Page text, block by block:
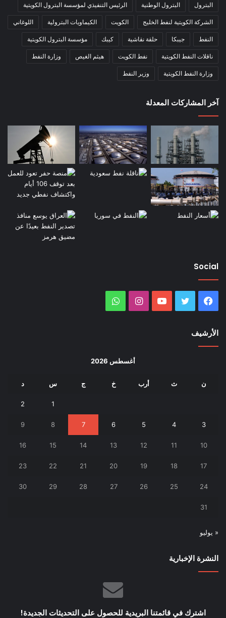
البترول البترول الوطنية الرئيس التنفيذي لمؤسسة البترول الكويتية
الشركة الكويتية لنفط الخليج الكويت الكيماويات البترولية اللوغاني
النفط جيبكا حلقة نقاشية كيبك مؤسسة البترول الكويتية
ناقلات النفط الكويتية نفط الكويت هيثم الغيص وزارة النفط
وزارة النفط الكويتية وزير النفط
آخر المشاركات المعدلة
Social
فيسبوك تويتر يوتيوبانستقرامواتساب
الأرشيف
أغسطس 2026
ن ث أرب خ ج س د
1
2
3
4
5
6
7
8
9
10
11
12
13
14
15
16
17
18
19
20
21
22
23
24
25
26
27
28
29
30
31
« يوليو
النشرة الإخبارية
اشترك في قائمتنا البريدية للحصول على التحديثات الجديدة!